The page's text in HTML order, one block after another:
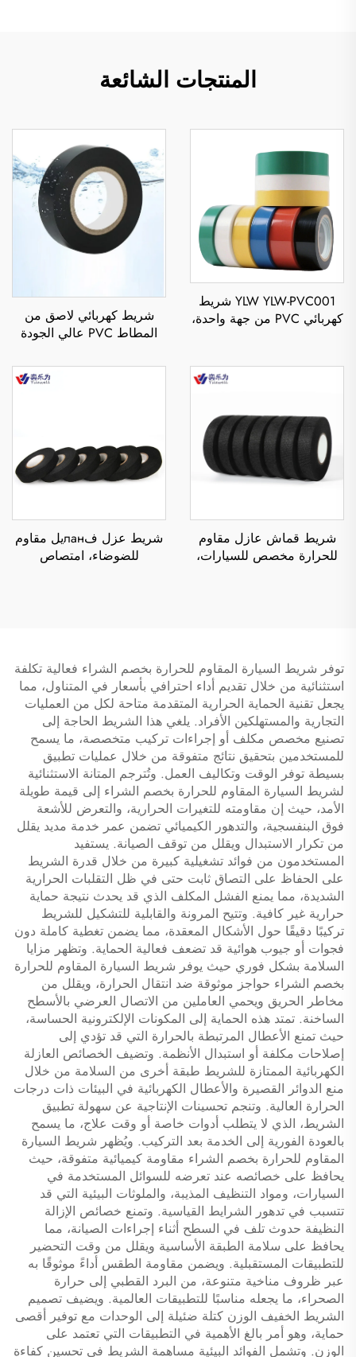
المنتجات الشائعة
YLW YLW-PVC001 شريط
كهربائي PVC من جهة واحدة،
العالي لـ
شريط كهربائي لاصق من
المطاط PVC عالي الجودة
واحدة، مقاوم للحرارة والماء،
يستخدم كملصق عازل
شريط قماش عازل مقاوم
للحرارة مخصص للسيارات،
شريط عزل فланيل مقاوم
للضوضاء، امتصاص
توفر شريط السيارة المقاوم للحرارة بخصم الشراء فعالية تكلفة
استثنائية من خلال تقديم أداء احترافي بأسعار في المتناول، مما
يجعل تقنية الحماية الحرارية المتقدمة متاحة لكل من العمليات
التجارية والمستهلكين الأفراد. يلغي هذا الشريط الحاجة إلى
تصنيع مخصص مكلف أو إجراءات تركيب متخصصة، ما يسمح
للمستخدمين بتحقيق نتائج متفوقة من خلال عمليات تطبيق
بسيطة توفر الوقت وتكاليف العمل. وتُترجم المتانة الاستثنائية
لشريط السيارة المقاوم للحرارة بخصم الشراء إلى قيمة طويلة
الأمد، حيث إن مقاومته للتغيرات الحرارية، والتعرض للأشعة
فوق البنفسجية، والتدهور الكيميائي تضمن عمر خدمة مديد يقلل
من تكرار الاستبدال ويقلل من توقف الصيانة. يستفيد
المستخدمون من فوائد تشغيلية كبيرة من خلال قدرة الشريط
على الحفاظ على التصاق ثابت حتى في ظل التقلبات الحرارية
الشديدة، مما يمنع الفشل المكلف الذي قد يحدث نتيجة حماية
حرارية غير كافية. وتتيح المرونة والقابلية للتشكيل للشريط
تركيبًا دقيقًا حول الأشكال المعقدة، مما يضمن تغطية كاملة دون
فجوات أو جيوب هوائية قد تضعف فعالية الحماية. وتظهر مزايا
السلامة بشكل فوري حيث يوفر شريط السيارة المقاوم للحرارة
بخصم الشراء حواجز موثوقة ضد انتقال الحرارة، ويقلل من
مخاطر الحريق ويحمي العاملين من الاتصال العرضي بالأسطح
الساخنة. تمتد هذه الحماية إلى المكونات الإلكترونية الحساسة،
حيث تمنع الأعطال المرتبطة بالحرارة التي قد تؤدي إلى
إصلاحات مكلفة أو استبدال الأنظمة. وتضيف الخصائص العازلة
الكهربائية الممتازة للشريط طبقة أخرى من السلامة من خلال
منع الدوائر القصيرة والأعطال الكهربائية في البيئات ذات درجات
الحرارة العالية. وتنجم تحسينات الإنتاجية عن سهولة تطبيق
الشريط، الذي لا يتطلب أدوات خاصة أو وقت علاج، ما يسمح
بالعودة الفورية إلى الخدمة بعد التركيب. ويُظهر شريط السيارة
المقاوم للحرارة بخصم الشراء مقاومة كيميائية متفوقة، حيث
يحافظ على خصائصه عند تعرضه للسوائل المستخدمة في
السيارات، ومواد التنظيف المذيبة، والملوثات البيئية التي قد
تتسبب في تدهور الشرايط القياسية. وتمنع خصائص الإزالة
النظيفة حدوث تلف في السطح أثناء إجراءات الصيانة، مما
يحافظ على سلامة الطبقة الأساسية ويقلل من وقت التحضير
للتطبيقات المستقبلية. ويضمن مقاومة الطقس أداءً موثوقًا به
عبر ظروف مناخية متنوعة، من البرد القطبي إلى حرارة
الصحراء، ما يجعله مناسبًا للتطبيقات العالمية. ويضيف تصميم
الشريط الخفيف الوزن كتلة ضئيلة إلى الوحدات مع توفير أقصى
حماية، وهو أمر بالغ الأهمية في التطبيقات التي تعتمد على
الوزن. وتشمل الفوائد البيئية مساهمة الشريط في تحسين كفاءة